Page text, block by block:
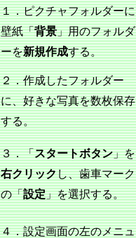
１．ピクチャフォルダーに
壁紙「背景」用のフォルダ
ーを新規作成する。
２．作成したフォルダー
に、好きな写真を数枚保存
する。
３．「スタートボタン」を
右クリックし、歯車マーク
の「設定」を選択する。
４．設定画面の左のメニュ